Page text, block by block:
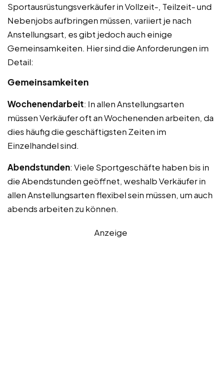
Sportausrüstungsverkäufer in Vollzeit-, Teilzeit- und
Nebenjobs aufbringen müssen, variiert je nach
Anstellungsart, es gibt jedoch auch einige
Gemeinsamkeiten. Hier sind die Anforderungen im
Detail:
Gemeinsamkeiten
Wochenendarbeit: In allen Anstellungsarten
müssen Verkäufer oft an Wochenenden arbeiten, da
dies häufig die geschäftigsten Zeiten im
Einzelhandel sind.
Abendstunden: Viele Sportgeschäfte haben bis in
die Abendstunden geöffnet, weshalb Verkäufer in
allen Anstellungsarten flexibel sein müssen, um auch
abends arbeiten zu können.
Anzeige